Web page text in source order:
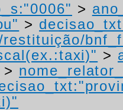
>
>
>
>